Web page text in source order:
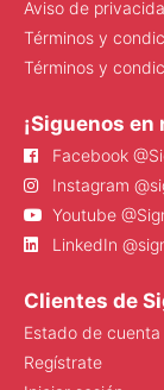
Aviso de
Términos y
Términos y
¡Siguenos
Facebook
Instagram
Youtube
LinkedIn
Clientes de
Estado de cuenta
Regístrate